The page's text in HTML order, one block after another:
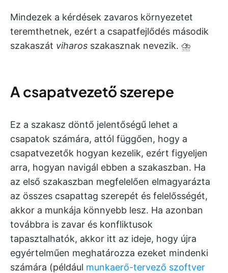
Mindezek a kérdések zavaros környezetet
teremthetnek, ezért a csapatfejlődés második
szakaszát viharos szakasznak nevezik. ⛈️
A csapatvezető szerepe
Ez a szakasz döntő jelentőségű lehet a
csapatok számára, attól függően, hogy a
csapatvezetők hogyan kezelik, ezért figyeljen
arra, hogyan navigál ebben a szakaszban. Ha
az első szakaszban megfelelően elmagyarázta
az összes csapattag szerepét és felelősségét,
akkor a munkája könnyebb lesz. Ha azonban
továbbra is zavar és konfliktusok
tapasztalhatók, akkor itt az ideje, hogy újra
egyértelműen meghatározza ezeket mindenki
számára (például munkaerő-tervező szoftver